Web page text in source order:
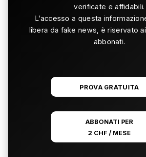
verificate e affidabili.
L’accesso a questa
libera da fake news, è riservato
abbonati.
PROVA GRATUITA
ABBONATI PER
2 CHF / MESE